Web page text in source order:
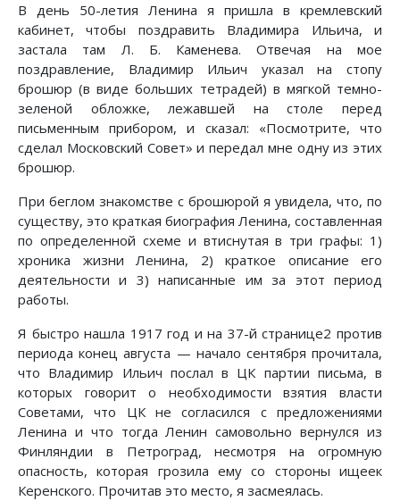
В день 50-летия Ленина я пришла в кремлевский
кабинет, чтобы поздравить Владимира Ильича, и
застала там Л. Б. Каменева. Отвечая на мое
поздравление, Владимир Ильич указал на стопу
брошюр (в виде больших тетрадей) в мягкой темно-
зеленой обложке, лежавшей на столе перед
письменным прибором, и сказал: «Посмотрите, что
сделал Московский Совет» и передал мне одну из этих
брошюр.
При беглом знакомстве с брошюрой я увидела, что, по
существу, это краткая биография Ленина, составленная
по определенной схеме и втиснутая в три графы: 1)
хроника жизни Ленина, 2) краткое описание его
деятельности и 3) написанные им за этот период
работы.
Я быстро нашла 1917 год и на 37-й странице2 против
периода конец августа — начало сентября прочитала,
что Владимир Ильич послал в ЦК партии письма, в
которых говорит о необходимости взятия власти
Советами, что ЦК не согласился с предложениями
Ленина и что тогда Ленин самовольно вернулся из
Финляндии в Петроград, несмотря на огромную
опасность, которая грозила ему со стороны ищеек
Керенского. Прочитав это место, я засмеялась.